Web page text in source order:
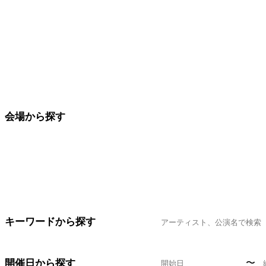
会場から探す
キーワードから探す
開催日から探す 〜